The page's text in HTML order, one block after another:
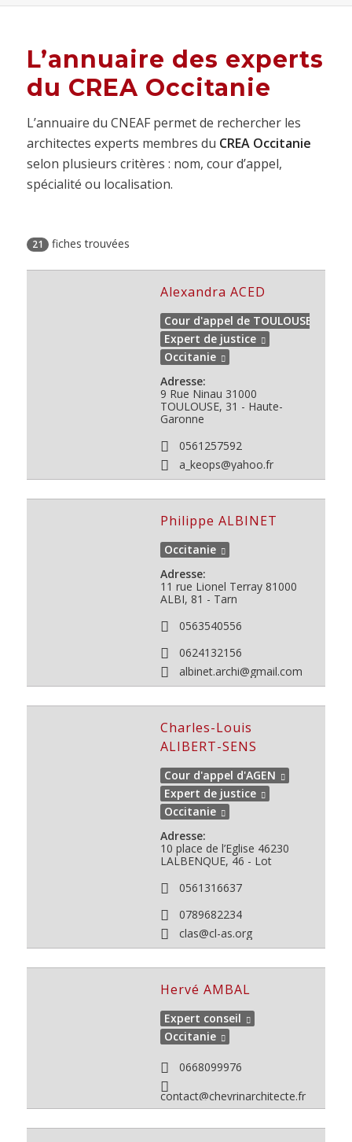
L’annuaire des experts
du CREA Occitanie
L’annuaire du CNEAF permet de rechercher les
architectes experts membres du CREA Occitanie
selon plusieurs critères : nom, cour d’appel,
spécialité ou localisation.
21 fiches trouvées
Alexandra ACED
Cour d'appel de TOULOUSE
Expert de justice
Occitanie
Adresse:
9 Rue Ninau 31000
TOULOUSE, 31 - Haute-
Garonne
0561257592
a_keops@yahoo.fr
Philippe ALBINET
Occitanie
Adresse:
11 rue Lionel Terray 81000
ALBI, 81 - Tarn
0563540556
0624132156
albinet.archi@gmail.com
Charles-Louis
ALIBERT-SENS
Cour d'appel d'AGEN
Expert de justice
Occitanie
Adresse:
10 place de l’Eglise 46230
LALBENQUE, 46 - Lot
0561316637
0789682234
clas@cl-as.org
Hervé AMBAL
Expert conseil
Occitanie
0668099976
contact@chevrinarchitecte.fr